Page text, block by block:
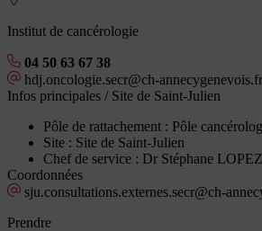
Institut de cancérologie
04 50 63 67 38
hdj.oncologie.secr@ch-annecygenevois.fr
Infos principales / Site de Saint-Julien
Pôle de rattachement : Pôle
Site : Site de Saint-Julien
Chef de service : Dr Stéphane LOPEZ
Coordonnées
sju.consultations.externes.secr@ch-
Prendre